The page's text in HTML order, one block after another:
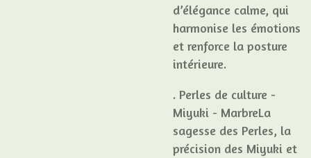
d’élégance calme, qui
harmonise les émotions
et renforce la posture
intérieure.
. Perles de culture -
Miyuki - MarbreLa
sagesse des Perles, la
précision des Miyuki et